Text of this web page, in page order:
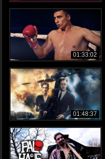
01:33:02
01:48:37